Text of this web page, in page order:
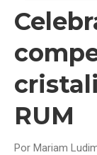
RUM
Por Mariam